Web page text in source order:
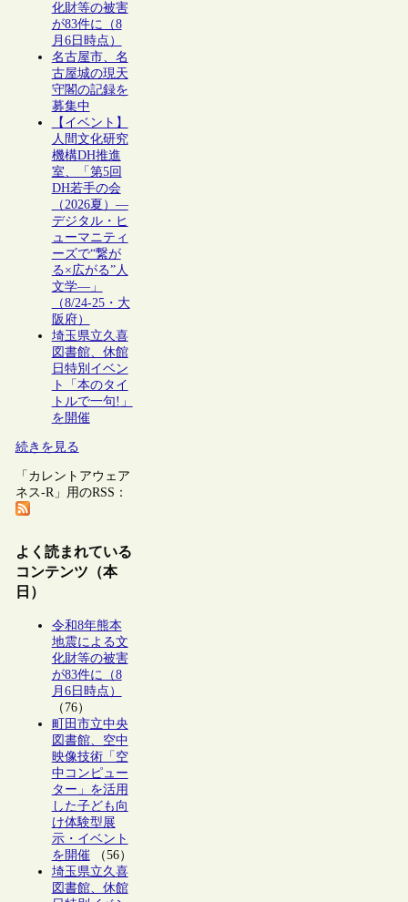
化財等の被害
が83件に（8
月6日時点）
名古屋市、名
古屋城の現天
守閣の記録を
募集中
【イベント】
人間文化研究
機構DH推進
室、「第5回
DH若手の会
（2026夏）―
デジタル・ヒ
ューマニティ
ーズで“繋が
る×広がる”人
文学―」
（8/24-25・大
阪府）
埼玉県立久喜
図書館、休館
日特別イベン
ト「本のタイ
トルで一句!」
を開催
続きを見る
「カレントアウェア
ネス-R」用のRSS：
よく読まれている
コンテンツ（本
日）
令和8年熊本
地震による文
化財等の被害
が83件に（8
月6日時点）
（76）
町田市立中央
図書館、空中
映像技術「空
中コンピュー
ター」を活用
した子ども向
け体験型展
示・イベント
を開催（56）
埼玉県立久喜
図書館、休館